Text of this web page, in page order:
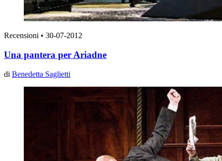
Recensioni • 30-07-2012
Una pantera per Ariadne
di Benedetta Saglietti